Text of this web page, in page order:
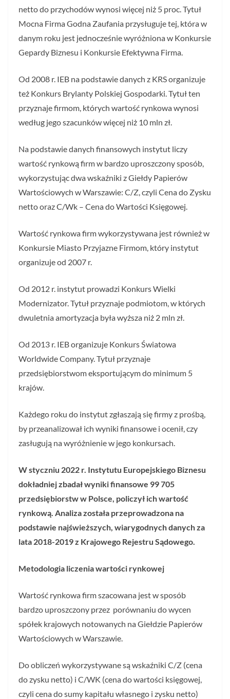
netto do przychodów wynosi więcej niż 5 proc. Tytuł
Mocna Firma Godna Zaufania przysługuje tej, która w
danym roku jest jednocześnie wyróżniona w Konkursie
Gepardy Biznesu i Konkursie Efektywna Firma.
Od 2008 r. IEB na podstawie danych z KRS organizuje
też Konkurs Brylanty Polskiej Gospodarki. Tytuł ten
przyznaje firmom, których wartość rynkowa wynosi
według jego szacunków więcej niż 10 mln zł.
Na podstawie danych finansowych instytut liczy
wartość rynkową firm w bardzo uproszczony sposób,
wykorzystując dwa wskaźniki z Giełdy Papierów
Wartościowych w Warszawie: C/Z, czyli Cena do Zysku
netto oraz C/Wk – Cena do Wartości Księgowej.
Wartość rynkowa firm wykorzystywana jest również w
Konkursie Miasto Przyjazne Firmom, który instytut
organizuje od 2007 r.
Od 2012 r. instytut prowadzi Konkurs Wielki
Modernizator. Tytuł przyznaje podmiotom, w których
dwuletnia amortyzacja była wyższa niż 2 mln zł.
Od 2013 r. IEB organizuje Konkurs Światowa
Worldwide Company. Tytuł przyznaje
przedsiębiorstwom eksportującym do minimum 5
krajów.
Każdego roku do instytut zgłaszają się firmy z prośbą,
by przeanalizował ich wyniki finansowe i ocenił, czy
zasługują na wyróżnienie w jego konkursach.
W styczniu 2022 r. Instytutu Europejskiego Biznesu
dokładniej zbadał wyniki finansowe 99 705
przedsiębiorstw w Polsce, policzył ich wartość
rynkową. Analiza została przeprowadzona na
podstawie najświeższych, wiarygodnych danych za
lata 2018-2019 z Krajowego Rejestru Sądowego.
Metodologia liczenia wartości rynkowej
Wartość rynkowa firm szacowana jest w sposób
bardzo uproszczony przez porównaniu do wycen
spółek krajowych notowanych na Giełdzie Papierów
Wartościowych w Warszawie.
Do obliczeń wykorzystywane są wskaźniki C/Z (cena
do zysku netto) i C/WK (cena do wartości księgowej,
czyli cena do sumy kapitału własnego i zysku netto)